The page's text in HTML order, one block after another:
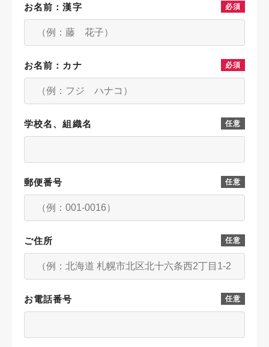
お名前：漢字 必須
お名前：カナ 必須
学校名、組織名 任意
郵便番号 任意
ご住所 任意
お電話番号 任意